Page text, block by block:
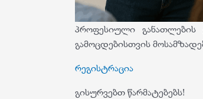
პროფესიული განათლების
გამოცდებისთვის
რეგისტრაცია
გისურვებთ წარმატებებს!